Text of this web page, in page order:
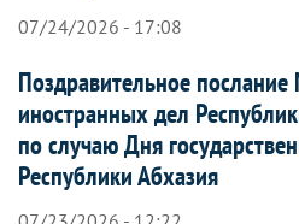
07/24/2026 - 17:08
Поздравительное
иностранных дел
по случаю Дня
Республики Абхазия